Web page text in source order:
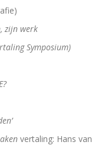
‘Luther’
zijn werk
Symposium)
vertaling: Hans van